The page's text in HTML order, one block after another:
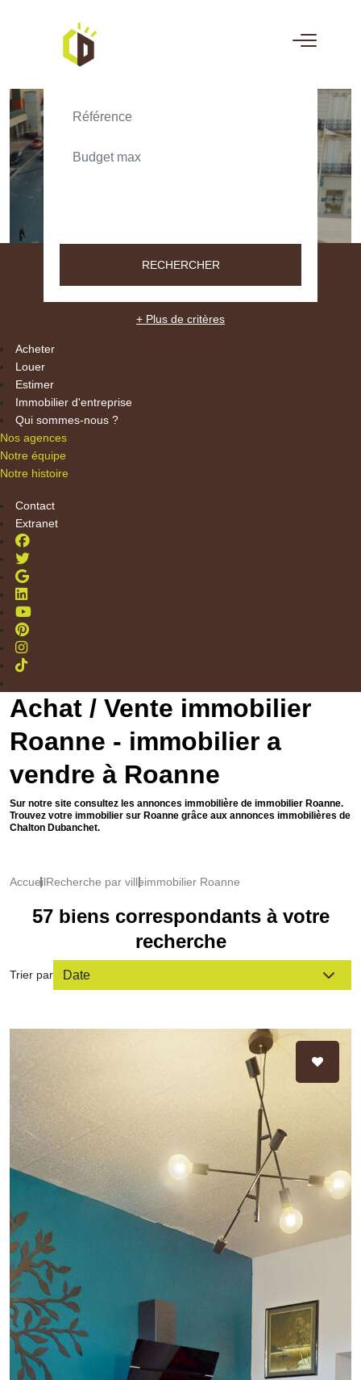
TEXT_SEARCH_SELECTIONNEZ
RECHERCHER
+ Plus de critères
Acheter
Louer
Estimer
Immobilier d'entreprise
Qui sommes-nous ?
Nos agences
Notre équipe
Notre histoire
Contact
Extranet
Achat / Vente immobilier
Roanne - immobilier a
vendre à Roanne
Sur notre site consultez les annonces immobilière de immobilier Roanne.
Trouvez votre immobilier sur Roanne grâce aux annonces immobilières de
Chalton Dubanchet.
AccueilRecherche par villeimmobilier Roanne
57 biens correspondants à votre
recherche
Trier par